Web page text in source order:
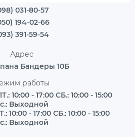
031-80-57
194-02-66
391-59-54
Адрес
Бандеры 10Б
работы
10:00 - 17:00 СБ.: 10:00 - 15:00
Выходной
10:00 - 17:00 СБ.: 10:00 - 15:00
Выходной